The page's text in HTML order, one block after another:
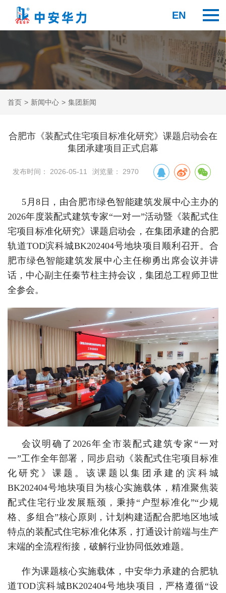
EN
首页 > 新闻中心 > 集团新闻
合肥市《装配式住宅项目标准化研究》课题启动会在
集团承建项目正式启幕
发布时间： 2026-05-11 浏览量： 2970
5月8日，由合肥市绿色智能建筑发展中心主办的
2026年度装配式建筑专家“一对一”活动暨《装配式住
宅项目标准化研究》课题启动会，在集团承建的合肥
轨道TOD滨科城BK202404号地块项目顺利召开。合
肥市绿色智能建筑发展中心主任柳勇出席会议并讲
话，中心副主任秦节柱主持会议，集团总工程师卫世
全参会。
会议明确了2026年全市装配式建筑专家“一对
一”工作全年部署，同步启动《装配式住宅项目标准
化研究》课题。该课题以集团承建的滨科城
BK202404号地块项目为核心实施载体，精准聚焦装
配式住宅行业发展瓶颈，秉持“户型标准化”“少规
格、多组合”核心原则，计划构建适配合肥地区地域
特点的装配式住宅标准化体系，打通设计前端与生产
末端的全流程衔接，破解行业协同低效难题。
作为课题核心实施载体，中安华力承建的合肥轨
道TOD滨科城BK202404号地块项目，严格遵循“设